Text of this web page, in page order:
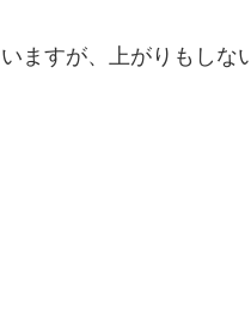
ますが、上がりもしな